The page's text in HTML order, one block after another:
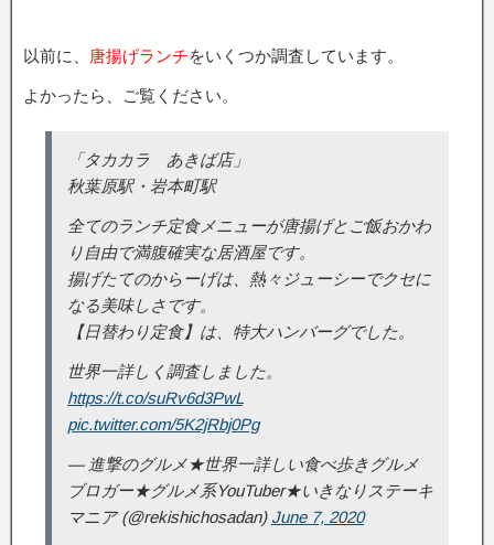
以前に、 唐揚げランチをいくつか調査しています。
よかったら、ご覧ください。
「タカカラ あきば店」
秋葉原駅・岩本町駅
全てのランチ定食メニューが唐揚げとご飯おかわ
り自由で満腹確実な居酒屋です。
揚げたてのからーげは、熱々ジューシーでクセに
なる美味しさです。
【日替わり定食】は、特大ハンバーグでした。
世界一詳しく調査しました。
https://t.co/suRv6d3PwL
pic.twitter.com/5K2jRbj0Pg
— 進撃のグルメ★世界一詳しい食べ歩きグルメ
ブロガー★グルメ系YouTuber★いきなりステーキ
マニア (@rekishichosadan) June 7, 2020